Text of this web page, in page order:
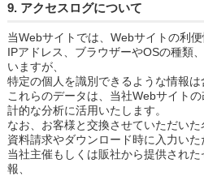
9. アクセスログについて
当Webサイトでは、Webサイトの利便
IPアドレス、ブラウザーやOSの種類
いますが、
特定の個人を識別できるような情報は
これらのデータは、当社Webサイト
計的な分析に活用いたします。
なお、お客様と交換させていただい
資料請求やダウンロード時に入力いた
当社主催もしくは販社から提供され
報、